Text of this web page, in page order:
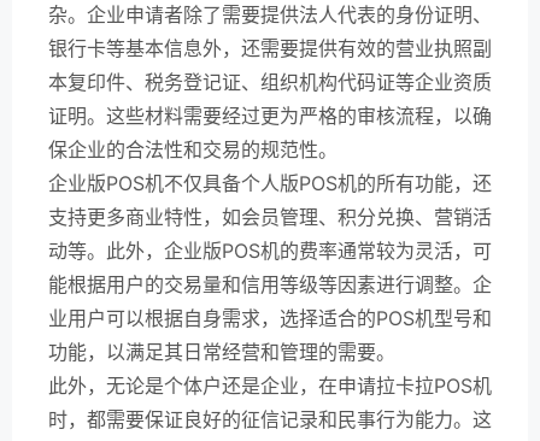
杂。企业申请者除了需要提供法人代表的身份证明、
银行卡等基本信息外，还需要提供有效的营业执照副
本复印件、税务登记证、组织机构代码证等企业资质
证明。这些材料需要经过更为严格的审核流程，以确
保企业的合法性和交易的规范性。
企业版POS机不仅具备个人版POS机的所有功能，还
支持更多商业特性，如会员管理、积分兑换、营销活
动等。此外，企业版POS机的费率通常较为灵活，可
能根据用户的交易量和信用等级等因素进行调整。企
业用户可以根据自身需求，选择适合的POS机型号和
功能，以满足其日常经营和管理的需要。
此外，无论是个体户还是企业，在申请拉卡拉POS机
时，都需要保证良好的征信记录和民事行为能力。这